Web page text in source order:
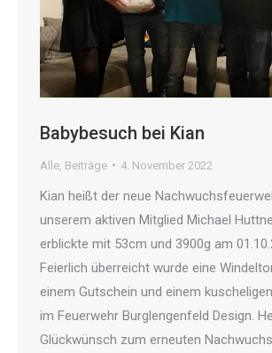
Babybesuch bei Kian
Alle Beiträge 4. November 2022
Kian heißt der neue
unserem aktiven Mitglied Michael
erblickte mit 53cm und 3900g am
Feierlich überreicht wurde eine
einem Gutschein und einem
im Feuerwehr Burglengenfeld Design.
Glückwünsch zum erneuten